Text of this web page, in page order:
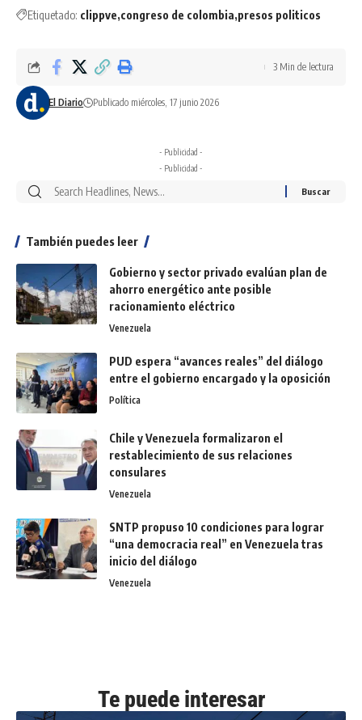
Etiquetado: clippve congreso de colombia presos politicos
El Diario Publicado miércoles, 17 junio 2026
3 Min de lectura
- Publicidad -
- Publicidad -
También puedes leer
Gobierno y sector privado evalúan plan de
ahorro energético ante posible
racionamiento eléctrico
Venezuela
PUD espera “avances reales” del diálogo
entre el gobierno encargado y la oposición
Política
Chile y Venezuela formalizaron el
restablecimiento de sus relaciones
consulares
Venezuela
SNTP propuso 10 condiciones para lograr
“una democracia real” en Venezuela tras
inicio del diálogo
Venezuela
Te puede interesar